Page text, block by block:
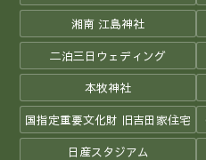
湘南 江島神社
二泊三日ウェディング
本牧神社
国指定重要文化財 旧吉田家住宅
日産スタジアム